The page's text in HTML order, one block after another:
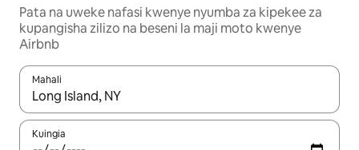
Pata na uweke nafasi kwenye nyumba za kipekee za
kupangisha zilizo na beseni la maji moto kwenye
Airbnb
Mahali
Wakati matokeo yanapatikana, vinjari kwa kutumia vitufe vya
Kuingia